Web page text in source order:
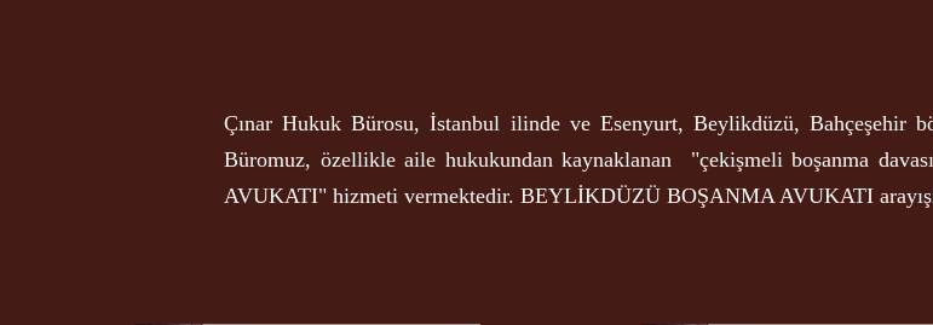
Çınar Hukuk Bürosu, İstanbul ilinde ve Esenyurt, Beylikdüzü, Bahçeşehir
Büromuz, özellikle aile hukukundan kaynaklanan "çekişmeli boşanma
AVUKATI" hizmeti vermektedir. BEYLİKDÜZÜ BOŞANMA AVUKATI